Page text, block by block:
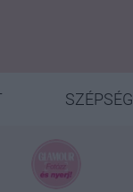
SZÉPSÉG